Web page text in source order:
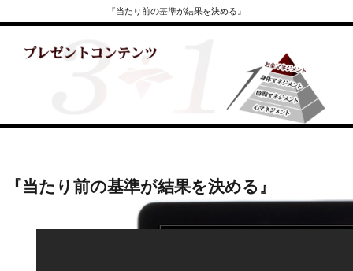
『当たり前の基準が結果を決める』
『当たり前の基準が結果を決める』